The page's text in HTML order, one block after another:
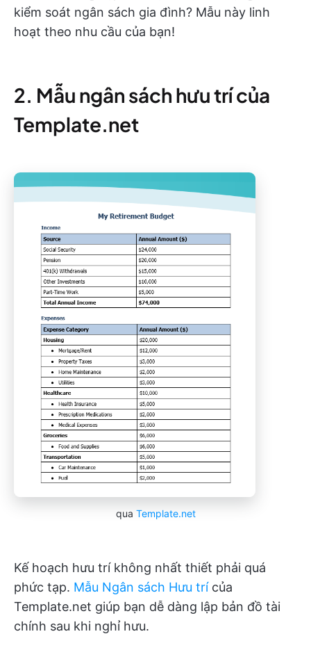
kiểm soát ngân sách gia đình? Mẫu này linh
hoạt theo nhu cầu của bạn!
2. Mẫu ngân sách hưu trí của
Template.net
qua Template.net
Kế hoạch hưu trí không nhất thiết phải quá
phức tạp. Mẫu Ngân sách Hưu trícủa
Template.net giúp bạn dễ dàng lập bản đồ tài
chính sau khi nghỉ hưu.